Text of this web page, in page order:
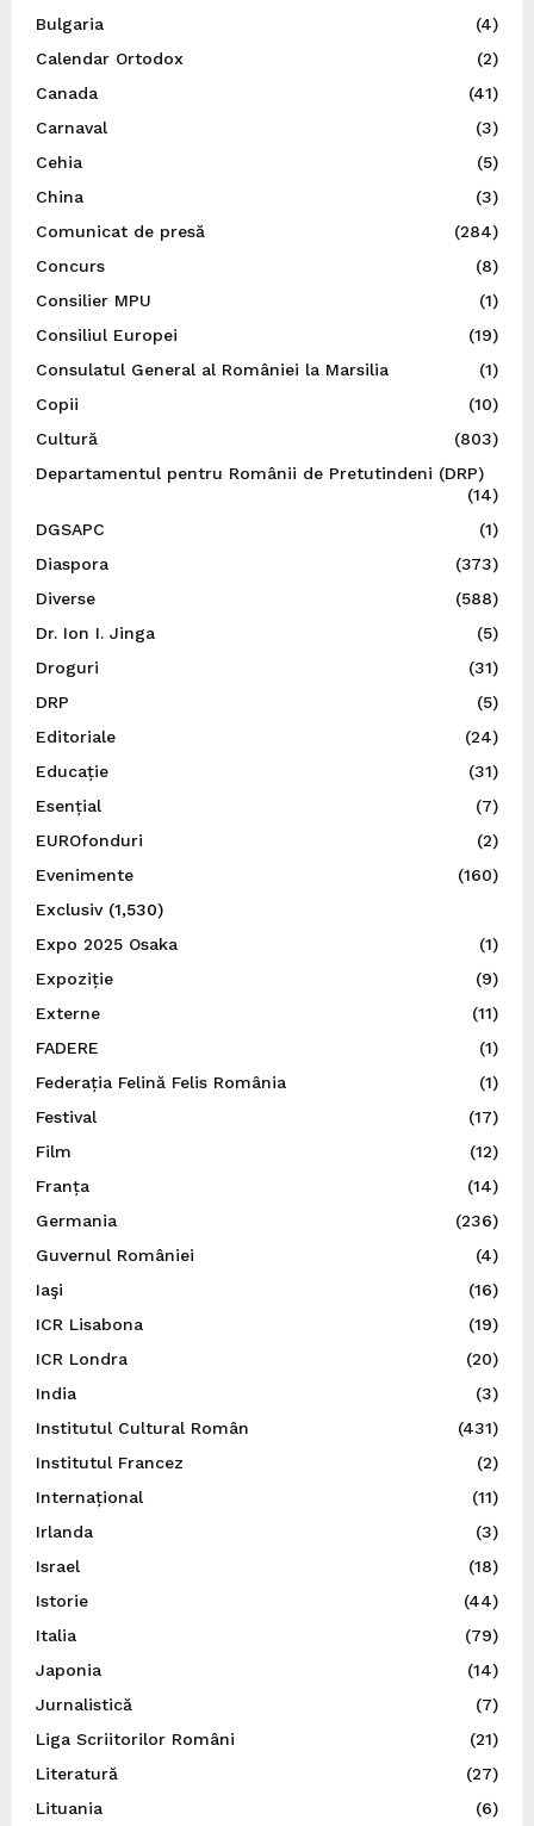
Bulgaria
(4)
Calendar Ortodox
(2)
Canada
(41)
Carnaval
(3)
Cehia
(5)
China
(3)
Comunicat de presă
(284)
Concurs
(8)
Consilier MPU
(1)
Consiliul Europei
(19)
Consulatul General al României la Marsilia
(1)
Copii
(10)
Cultură
(803)
Departamentul pentru Românii de Pretutindeni (DRP)
(14)
DGSAPC
(1)
Diaspora
(373)
Diverse
(588)
Dr. Ion I. Jinga
(5)
Droguri
(31)
DRP
(5)
Editoriale
(24)
Educație
(31)
Esențial
(7)
EUROfonduri
(2)
Evenimente
(160)
Exclusiv(1,530)
Expo 2025 Osaka
(1)
Expoziție
(9)
Externe
(11)
FADERE
(1)
Federația Felină Felis România
(1)
Festival
(17)
Film
(12)
Franța
(14)
Germania
(236)
Guvernul României
(4)
Iaşi
(16)
ICR Lisabona
(19)
ICR Londra
(20)
India
(3)
Institutul Cultural Român
(431)
Institutul Francez
(2)
Internațional
(11)
Irlanda
(3)
Israel
(18)
Istorie
(44)
Italia
(79)
Japonia
(14)
Jurnalistică
(7)
Liga Scriitorilor Români
(21)
Literatură
(27)
Lituania
(6)